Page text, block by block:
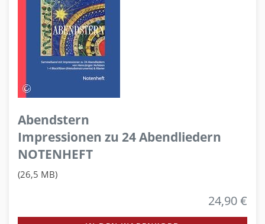
Abendstern
Impressionen zu 24 Abendliedern
NOTENHEFT
(26,5 MB)
24,90 €